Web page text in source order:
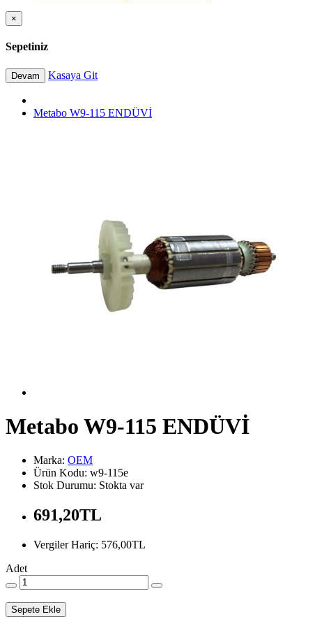
×
Sepetiniz
Devam Kasaya Git
Metabo W9-115 ENDÜVİ
Metabo W9-115 ENDÜVİ
Marka: OEM
Ürün Kodu: w9-115e
Stok Durumu: Stokta var
691,20TL
Vergiler Hariç: 576,00TL
Adet
Sepete Ekle